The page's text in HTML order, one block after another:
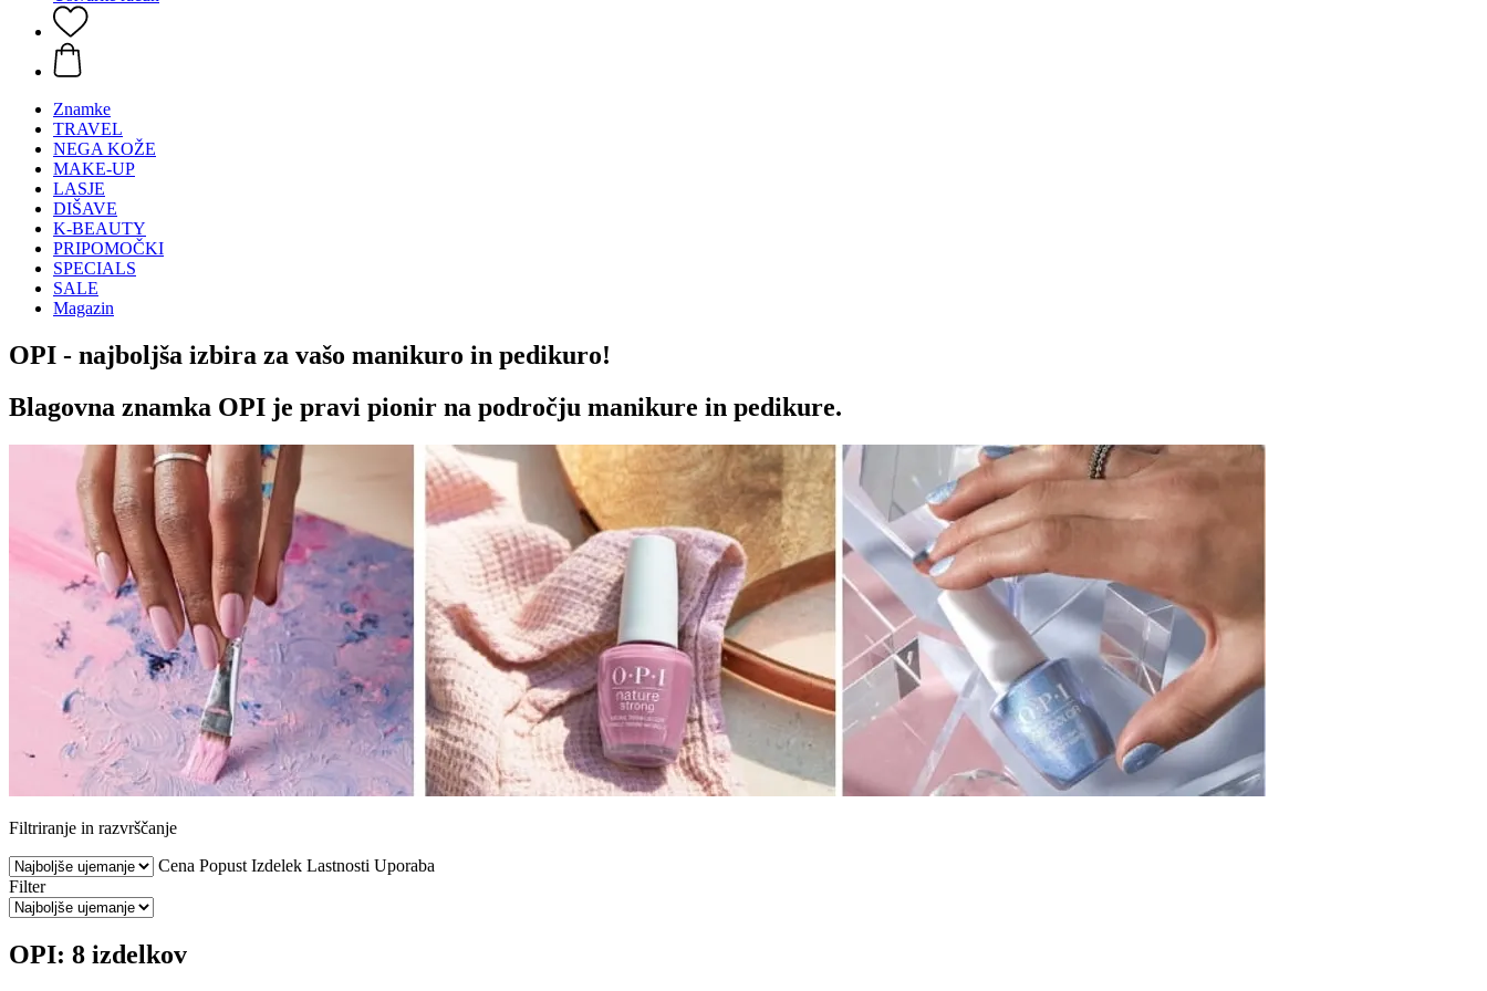
Znamke
TRAVEL
NEGA KOŽE
MAKE-UP
LASJE
DIŠAVE
K-BEAUTY
PRIPOMOČKI
SPECIALS
SALE
Magazin
OPI - najboljša izbira za vašo manikuro in pedikuro!
Blagovna znamka OPI je pravi pionir na področju manikure in pedikure.
Filtriranje in razvrščanje
Cena Popust Izdelek Lastnosti Uporaba
Filter
OPI: 8 izdelkov